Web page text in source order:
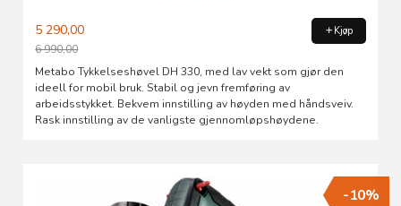
5 290,00
6 990,00
Rabatt
Kjøp
Metabo Tykkelseshøvel DH 330, med lav vekt som gjør den
ideell for mobil bruk. Stabil og jevn fremføring av
arbeidsstykket. Bekvem innstilling av høyden med håndsveiv.
Rask innstilling av de vanligste gjennomløpshøydene.
-10%